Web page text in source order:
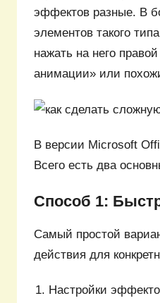
эффектов разные. В
элементов такого
нажать на него
анимации» или
В версии Microsoft
Всего есть два
Способ 1:
Самый простой
действия для
Настройки